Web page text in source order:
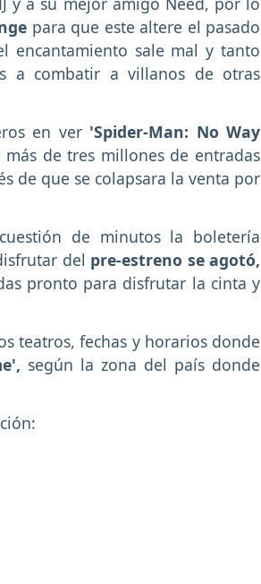
para que este altere el pasado
encantamiento sale mal y tanto
a combatir a villanos de otras
en ver 'Spider-Man: No Way
de tres millones de entradas
de que se colapsara la venta por
de minutos la boletería
del pre-estreno se agotó,
pronto para disfrutar la cinta y
teatros, fechas y horarios donde
según la zona del país donde